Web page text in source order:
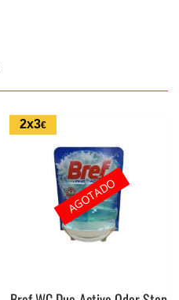
2x3€
AGOTADO